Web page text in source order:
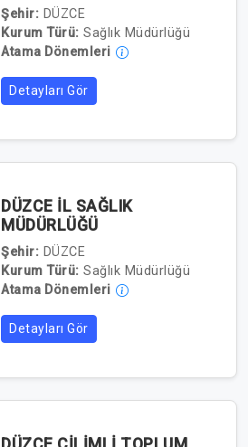
Şehir: DÜZCE
Kurum Türü: Sağlık Müdürlüğü
Atama Dönemleri
Detayları Gör
DÜZCE İL SAĞLIK
MÜDÜRLÜĞÜ
Şehir: DÜZCE
Kurum Türü: Sağlık Müdürlüğü
Atama Dönemleri
Detayları Gör